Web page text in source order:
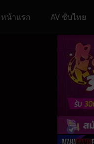
หน้าแรก AV ซับไทย